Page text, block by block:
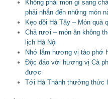
Không phải món gì sang
phải nhắn đến những món
Kẹo dồi Hà Tây – Món quà
Chả rươi – món ăn không
lịch Hà Nội
Nhớ lắm hương vị tào phớ
Độc đáo với hương vị Cà
được
Tới Hà Thành thưởng thức